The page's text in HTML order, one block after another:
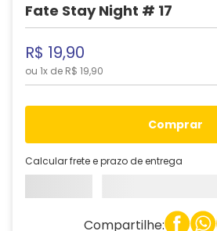
Fate Stay Night # 17
R$ 19,90
ou 1x de R$ 19,90
comprar
Calcular frete e prazo de entrega
Compartilhe: